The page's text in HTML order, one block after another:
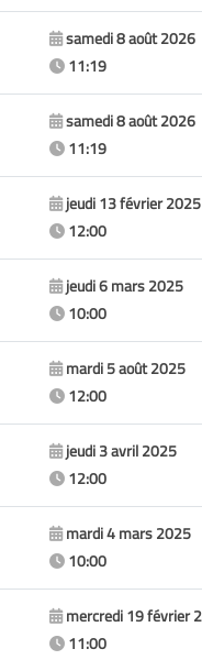
samedi 8 août 2026
11:19
samedi 8 août 2026
11:19
jeudi 13 février 2025
12:00
jeudi 6 mars 2025
10:00
mardi 5 août 2025
12:00
jeudi 3 avril 2025
12:00
mardi 4 mars 2025
10:00
mercredi 19 février
11:00